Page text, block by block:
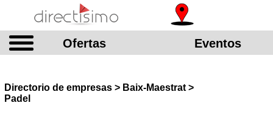
Ofertas Eventos
Directorio de empresas > Baix-Maestrat >
Padel